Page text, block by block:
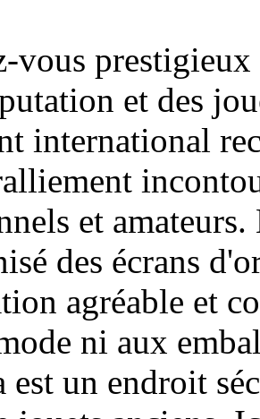
vous
et des
international
et
des écrans
agréable et
ni aux
est un endroit